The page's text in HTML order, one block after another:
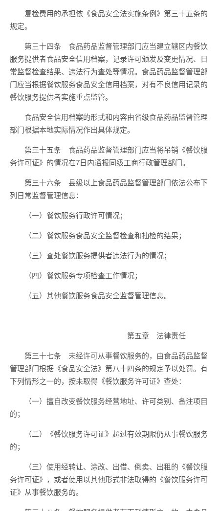
复检费用的承担依《食品安全法实施条例》第三十五条的
规定。
第三十四条 食品药品监督管理部门应当建立辖区内餐饮
服务提供者食品安全信用档案，记录许可颁发及变更情况、日
常监督检查结果、违法行为查处等情况。食品药品监督管理部
门应当根据餐饮服务食品安全信用档案，对有不良信用记录的
餐饮服务提供者实施重点监管。
食品安全信用档案的形式和内容由省级食品药品监督管理
部门根据本地实际情况作出具体规定。
第三十五条 食品药品监督管理部门应当将吊销《餐饮服
务许可证》的情况在7日内通报同级工商行政管理部门。
第三十六条 县级以上食品药品监督管理部门依法公布下
列日常监督管理信息：
（一）餐饮服务行政许可情况；
（二）餐饮服务食品安全监督检查和抽检的结果；
（三）查处餐饮服务提供者违法行为的情况；
（四）餐饮服务专项检查工作情况；
（五）其他餐饮服务食品安全监督管理信息。
第五章 法律责任
第三十七条 未经许可从事餐饮服务的，由食品药品监督
管理部门根据《食品安全法》第八十四条的规定予以处罚。有
下列情形之一的，按未取得《餐饮服务许可证》查处：
（一）擅自改变餐饮服务经营地址、许可类别、备注项目
的；
（二）《餐饮服务许可证》超过有效期限仍从事餐饮服务
的；
（三）使用经转让、涂改、出借、倒卖、出租的《餐饮服
务许可证》，或者使用以其他形式非法取得的《餐饮服务许可
证》从事餐饮服务的。